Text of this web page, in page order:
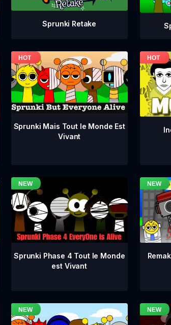
Sprunki Retake
Sprunki Mais Tout le Monde Est
Vivant
Sprunki Phase 4 Tout le Monde
est Vivant